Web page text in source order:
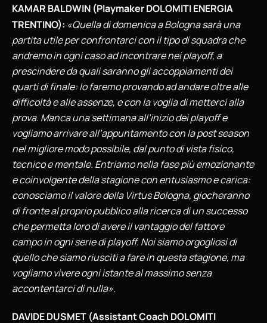
KAMAR BALDWIN (Playmaker DOLOMITI ENERGIA
TRENTINO): «Quella di domenica a Bologna sarà una
partita utile per confrontarci con il tipo di squadra che
andremo in ogni caso ad incontrare nei playoff, a
prescindere da quali saranno gli accoppiamenti dei
quarti di finale: lo faremo provando ad andare oltre alle
difficoltà e alle assenze, e con la voglia di metterci alla
prova. Manca una settimana all’inizio dei playoff e
vogliamo arrivare all’appuntamento con la post season
nel migliore modo possibile, dal punto di vista fisico,
tecnico e mentale. Entriamo nella fase più emozionante
e coinvolgente della stagione con entusiasmo e carica:
conosciamo il valore della Virtus Bologna, giocheranno
di fronte al proprio pubblico alla ricerca di un successo
che permetta loro di avere il vantaggio del fattore
campo in ogni serie di playoff. Noi siamo orgogliosi di
quello che siamo riusciti a fare in questa stagione, ma
vogliamo vivere ogni istante al massimo senza
accontentarci di nulla».
DAVIDE DUSMET (Assistant Coach DOLOMITI